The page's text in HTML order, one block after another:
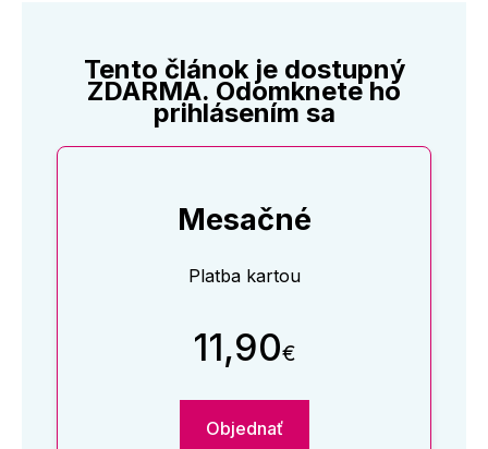
Tento článok je dostupný
ZDARMA. Odomknete ho
prihlásením sa
Mesačné
Platba kartou
11,90€
Objednať